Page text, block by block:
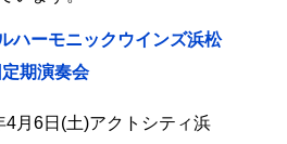
ハーモニックウインズ浜松
期演奏会
4月6日(土)アクトシティ浜